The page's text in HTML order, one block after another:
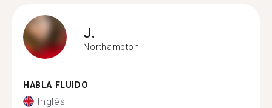
J.
Northampton
HABLA FLUIDO
Inglés